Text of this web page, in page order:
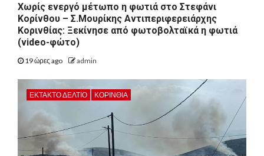
Χωρίς ενεργό μέτωπο η φωτιά στο Στεφάνι
Κορίνθου – Σ.Μουρίκης Αντιπεριφερειάρχης
Κορινθίας: Ξεκίνησε από φωτοβολταϊκά η φωτιά
(video-φώτο)
19 ώρες ago admin
ΕΚΤΑΚΤΟ ΔΕΛΤΙΟ ΚΟΡΙΝΘΊΑ